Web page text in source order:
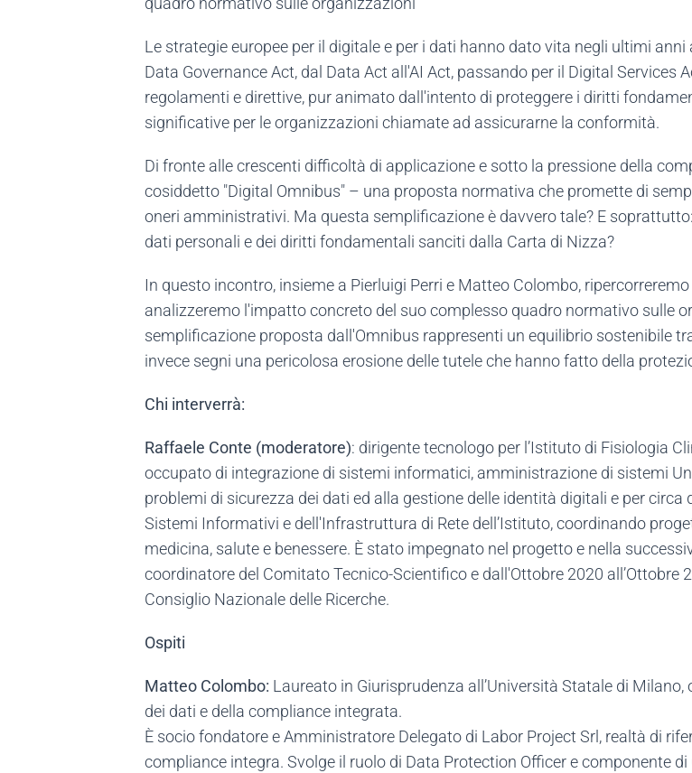
Le strategie europee per il digitale e per i dati hanno dato vita negli ultimi
Data Governance Act, dal Data Act all'AI Act, passando per il Digital Services
regolamenti e direttive, pur animato dall'intento di proteggere i diritti
significative per le organizzazioni chiamate ad assicurarne la conformità.
Di fronte alle crescenti difficoltà di applicazione e sotto la pressione della
cosiddetto "Digital Omnibus" – una proposta normativa che promette di
oneri amministrativi. Ma questa semplificazione è davvero tale? E
dati personali e dei diritti fondamentali sanciti dalla Carta di Nizza?
In questo incontro, insieme a Pierluigi Perri e Matteo Colombo,
analizzeremo l'impatto concreto del suo complesso quadro normativo sulle
semplificazione proposta dall'Omnibus rappresenti un equilibrio sostenibile
invece segni una pericolosa erosione delle tutele che hanno fatto della
Chi interverrà:
Raffaele Conte (moderatore): dirigente tecnologo per l’Istituto di Fisiologia
occupato di integrazione di sistemi informatici, amministrazione di sistemi
problemi di sicurezza dei dati ed alla gestione delle identità digitali e per
Sistemi Informativi e dell'Infrastruttura di Rete dell’Istituto, coordinando
medicina, salute e benessere. È stato impegnato nel progetto e nella
coordinatore del Comitato Tecnico-Scientifico e dall'Ottobre 2020 all’Ottobre
Consiglio Nazionale delle Ricerche.
Ospiti
Matteo Colombo: Laureato in Giurisprudenza all’Università Statale di
dei dati e della compliance integrata.
È socio fondatore e Amministratore Delegato di Labor Project Srl, realtà di
compliance integra. Svolge il ruolo di Data Protection Officer e componente